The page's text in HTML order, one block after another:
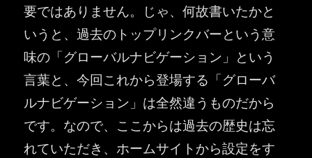
要ではありません。じゃ、何故書いたかと
いうと、過去のトップリンクバーという意
味の「グローバルナビゲーション」という
言葉と、今回これから登場する「グローバ
ルナビゲーション」は全然違うものだから
です。なので、ここからは過去の歴史は忘
れていただき、ホームサイトから設定をす